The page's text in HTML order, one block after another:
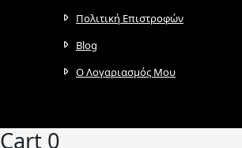
Πολιτική Επιστροφών
Blog
Ο Λογαριασμός Μου
Cart 0